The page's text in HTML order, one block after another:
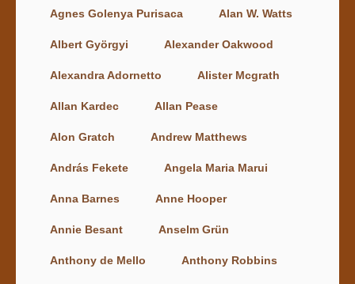
Agnes Golenya Purisaca Alan W. Watts
Albert Györgyi Alexander Oakwood
Alexandra Adornetto Alister Mcgrath
Allan Kardec Allan Pease
Alon Gratch Andrew Matthews
András Fekete Angela Maria Marui
Anna Barnes Anne Hooper
Annie Besant Anselm Grün
Anthony de Mello Anthony Robbins